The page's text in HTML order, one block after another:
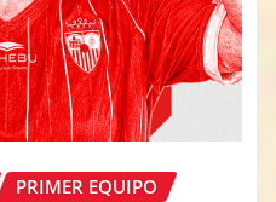
PRIMER EQUIPO